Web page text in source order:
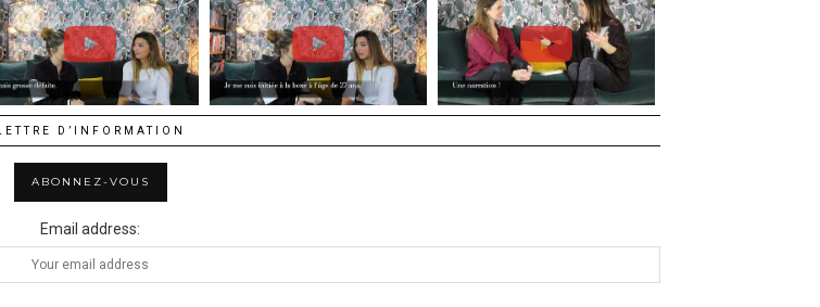
LETTRE D’INFORMATION
Email address: